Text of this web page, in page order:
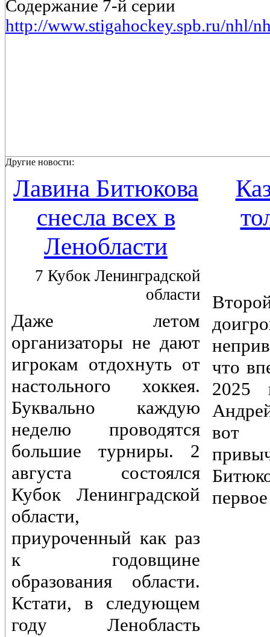
Содержание 7-й серии
http://www.stigahockey.spb.ru/nhl/
Другие новости:
Лавина Битюкова
снесла всех в
Ленобласти
7 Кубок Ленинградской
области
Даже летом
организаторы не дают
игрокам отдохнуть от
настольного хоккея.
Буквально каждую
неделю проводятся
большие турниры. 2
августа состоялся
Кубок Ленинградской
области,
приуроченный как раз
к годовщине
образования области.
Кстати, в следующем
году Ленобласть
что
2025
вот